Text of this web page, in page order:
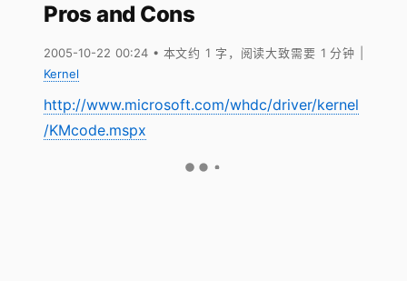
Pros and Cons
2005-10-22 00:24 • 本文约 1 字，阅读大致需要 1 分钟
Kernel
http://www.microsoft.com/whdc/driver/kernel
/KMcode.mspx